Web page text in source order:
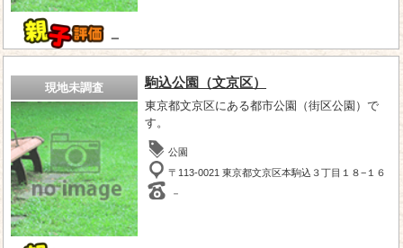
－
現地未調査 駒込公園（文京区）
東京都文京区にある都市公園（街区公園）で
す。
公園
〒113-0021 東京都文京区本駒込３丁目１８−１６
－